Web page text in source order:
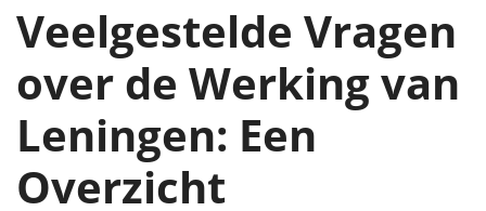
Veelgestelde Vragen
over de Werking van
Leningen: Een
Overzicht